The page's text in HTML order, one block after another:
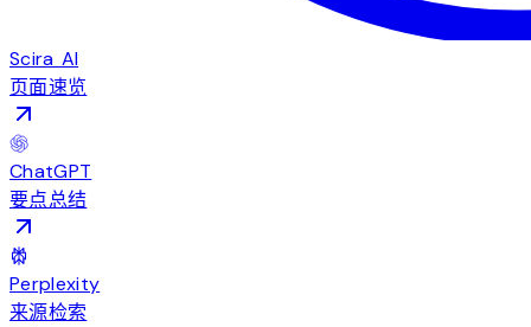
Scira AI
页面速览
ChatGPT
要点总结
Perplexity
来源检索